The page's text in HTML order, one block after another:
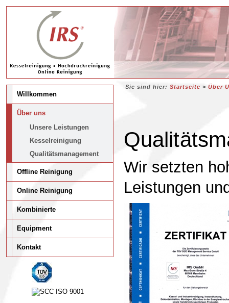
Sie sind hier: Startseite > Über
Willkommen
Über uns
Unsere Leistungen
Kesselreinigung
Qualitätsmanagement
Offline Reinigung
Online Reinigung
Kombinierte
Equipment
Kontakt
Wir setzten
Leistungen